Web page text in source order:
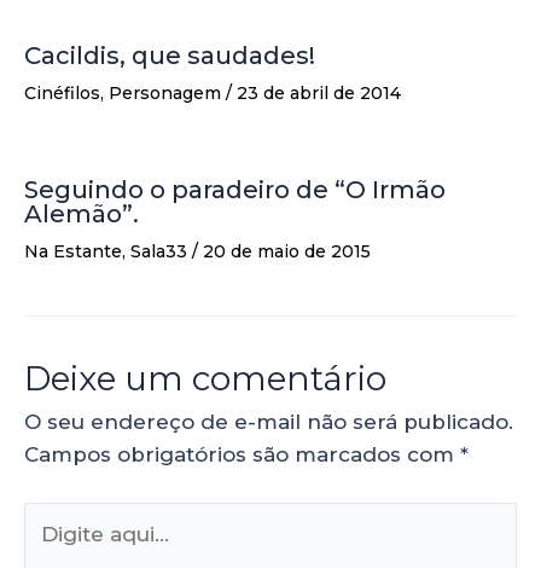
Cacildis, que saudades!
Cinéfilos, Personagem / 23 de abril de 2014
Seguindo o paradeiro de “O Irmão
Alemão”.
Na Estante, Sala33 / 20 de maio de 2015
Deixe um comentário
O seu endereço de e-mail não será publicado.
Campos obrigatórios são marcados com *